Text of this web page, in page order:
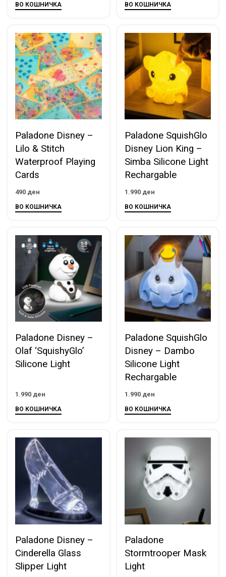
ВО КОШНИЧКА ВО КОШНИЧКА
Paladone Disney –
Lilo & Stitch
Waterproof Playing
Cards
490 ден
ВО КОШНИЧКА
Paladone SquishGlo
Disney Lion King –
Simba Silicone Light
Rechargable
1.990 ден
ВО КОШНИЧКА
Paladone Disney –
Olaf ‘SquishyGlo’
Silicone Light
1.990 ден
ВО КОШНИЧКА
Paladone SquishGlo
Disney – Dambo
Silicone Light
Rechargable
1.990 ден
ВО КОШНИЧКА
Paladone Disney –
Cinderella Glass
Slipper Light
Paladone
Stormtrooper Mask
Light